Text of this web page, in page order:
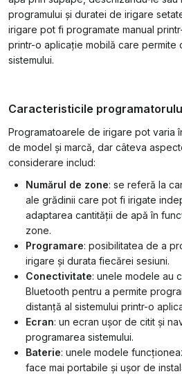
programului și duratei de irigare
irigare pot fi programate manual
printr-o aplicație mobilă care permite
sistemului.
Caracteristicile
Programatoarele de irigare pot varia
de model și marcă, dar câteva
considerare includ:
Numărul de zone: se referă la
ale grădinii care pot fi irigate
adaptarea cantității de apă în
zone.
Programare: posibilitatea de a
irigare și durata fiecărei sesiuni.
Conectivitate: unele modele au
Bluetooth pentru a permite
distanță al sistemului printr-o
Ecran: un ecran ușor de citit și
programarea sistemului.
Baterie: unele modele
face mai portabile și ușor de